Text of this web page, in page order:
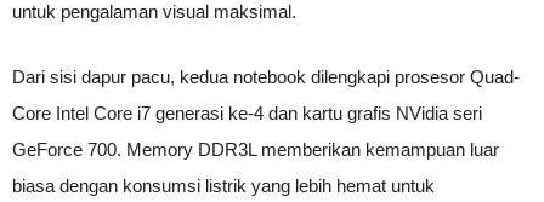
untuk pengalaman visual maksimal.
Dari sisi dapur pacu, kedua notebook dilengkapi prosesor Quad-
Core Intel Core i7 generasi ke-4 dan kartu grafis NVidia seri
GeForce 700. Memory DDR3L memberikan kemampuan luar
biasa dengan konsumsi listrik yang lebih hemat untuk